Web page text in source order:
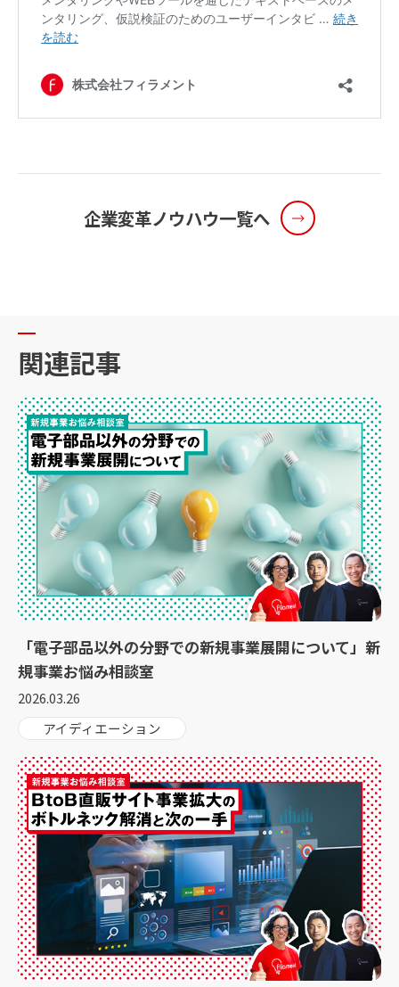
企業変革ノウハウ一覧へ
関連記事
「電子部品以外の分野での新規事業展開について」新
規事業お悩み相談室
2026.03.26
アイディエーション